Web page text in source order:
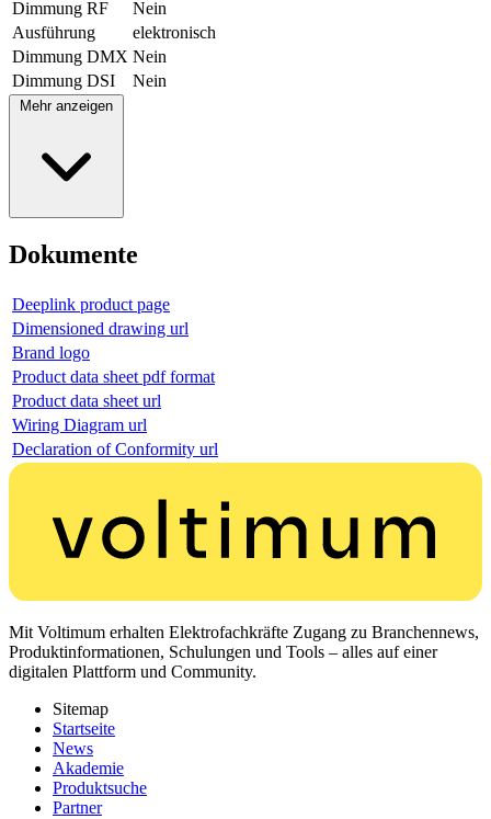
Dimmung RF
Nein
Ausführung
elektronisch
Dimmung DMX Nein
Dimmung DSI
Nein
Mehr anzeigen
Dokumente
Deeplink product page
Dimensioned drawing url
Brand logo
Product data sheet pdf format
Product data sheet url
Wiring Diagram url
Declaration of Conformity url
Mit Voltimum erhalten Elektrofachkräfte Zugang zu Branchennews,
Produktinformationen, Schulungen und Tools – alles auf einer
digitalen Plattform und Community.
Sitemap
Startseite
News
Akademie
Produktsuche
Partner